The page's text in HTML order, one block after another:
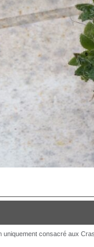
uniquement consacré aux